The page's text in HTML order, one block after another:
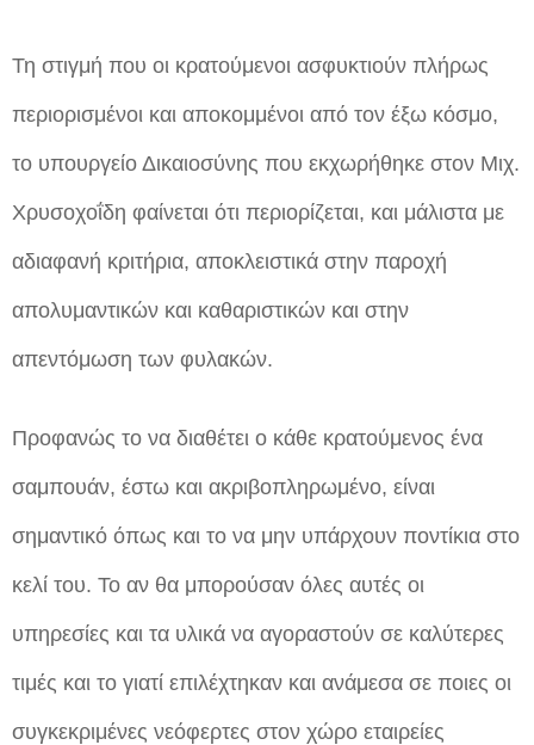
Τη στιγμή που οι κρατούμενοι ασφυκτιούν πλήρως
περιορισμένοι και αποκομμένοι από τον έξω κόσμο,
το υπουργείο Δικαιοσύνης που εκχωρήθηκε στον Μιχ.
Χρυσοχοΐδη φαίνεται ότι περιορίζεται, και μάλιστα με
αδιαφανή κριτήρια, αποκλειστικά στην παροχή
απολυμαντικών και καθαριστικών και στην
απεντόμωση των φυλακών.
Προφανώς το να διαθέτει ο κάθε κρατούμενος ένα
σαμπουάν, έστω και ακριβοπληρωμένο, είναι
σημαντικό όπως και το να μην υπάρχουν ποντίκια στο
κελί του. Το αν θα μπορούσαν όλες αυτές οι
υπηρεσίες και τα υλικά να αγοραστούν σε καλύτερες
τιμές και το γιατί επιλέχτηκαν και ανάμεσα σε ποιες οι
συγκεκριμένες νεόφερτες στον χώρο εταιρείες